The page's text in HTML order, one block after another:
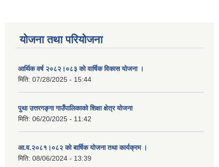
योजना तथा परियोजना
आर्थिक वर्ष २०८२।०८३ को वार्षिक विकास योजना ।
मिति: 07/28/2025 - 15:44
पुथा उत्तरगङ्गा गाउँपालिकाको शिक्षा क्षेत्र योजना
मिति: 06/20/2025 - 11:42
आ.व.२०८१।०८२ को बार्षिक योजना तथा कार्यक्रम ।
मिति: 08/06/2024 - 13:39